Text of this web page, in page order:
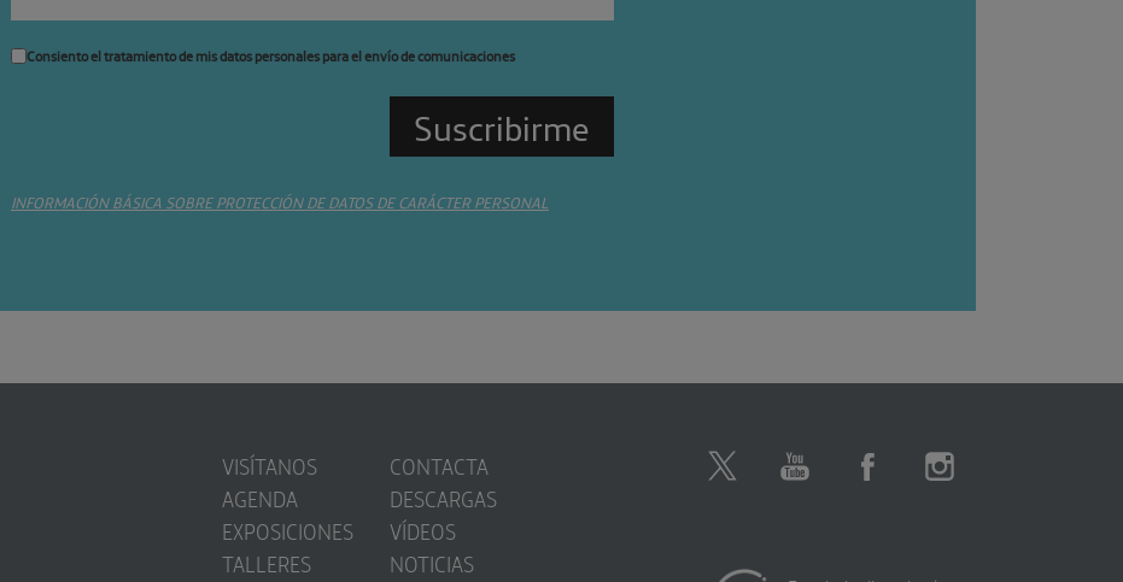
Consiento el tratamiento de mis datos personales para el envío de comunicaciones
INFORMACIÓN BÁSICA SOBRE PROTECCIÓN DE DATOS DE CARÁCTER PERSONAL
VISÍTANOS
AGENDA
EXPOSICIONES
TALLERES
CONTACTA
DESCARGAS
VÍDEOS
NOTICIAS